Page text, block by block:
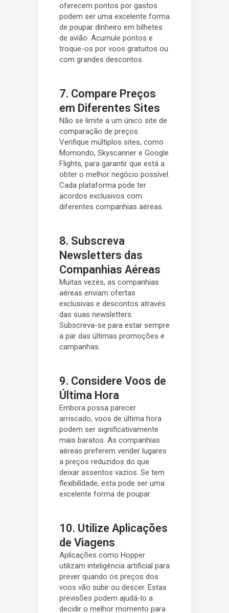
oferecem pontos por gastos
podem ser uma excelente forma
de poupar dinheiro em bilhetes
de avião. Acumule pontos e
troque-os por voos gratuitos ou
com grandes descontos.
7. Compare Preços
em Diferentes Sites
Não se limite a um único site de
comparação de preços.
Verifique múltiplos sites, como
Momondo, Skyscanner e Google
Flights, para garantir que está a
obter o melhor negócio possível.
Cada plataforma pode ter
acordos exclusivos com
diferentes companhias aéreas.
8. Subscreva
Newsletters das
Companhias Aéreas
Muitas vezes, as companhias
aéreas enviam ofertas
exclusivas e descontos através
das suas newsletters.
Subscreva-se para estar sempre
a par das últimas promoções e
campanhas.
9. Considere Voos de
Última Hora
Embora possa parecer
arriscado, voos de última hora
podem ser significativamente
mais baratos. As companhias
aéreas preferem vender lugares
a preços reduzidos do que
deixar assentos vazios. Se tem
flexibilidade, esta pode ser uma
excelente forma de poupar.
10. Utilize Aplicações
de Viagens
Aplicações como Hopper
utilizam inteligência artificial para
prever quando os preços dos
voos vão subir ou descer. Estas
previsões podem ajudá-lo a
decidir o melhor momento para